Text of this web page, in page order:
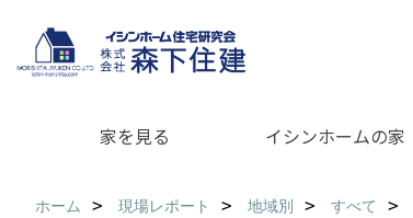
家を見る イシンホームの家
ホーム 現場レポート 地域別 すべて